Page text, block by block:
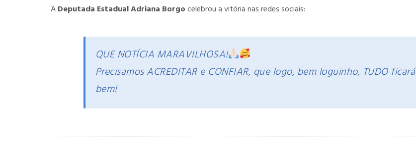
ADeputada Estadual Adriana Borgocelebrou a vitória nas redes sociais:
QUE NOTÍCIA MARAVILHOSA!
Precisamos ACREDITAR e CONFIAR, que logo, bem loguinho, TUDO ficará
bem!